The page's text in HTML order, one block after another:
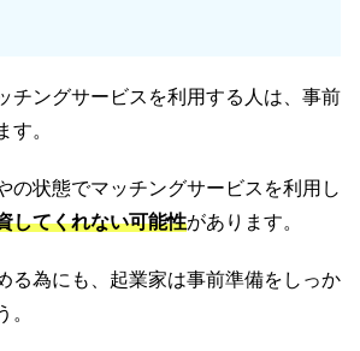
チングサービスを利用する人は、事前
す。
の状態でマッチングサービスを利用し
してくれない可能性があります。
る為にも、起業家は事前準備をしっか
。